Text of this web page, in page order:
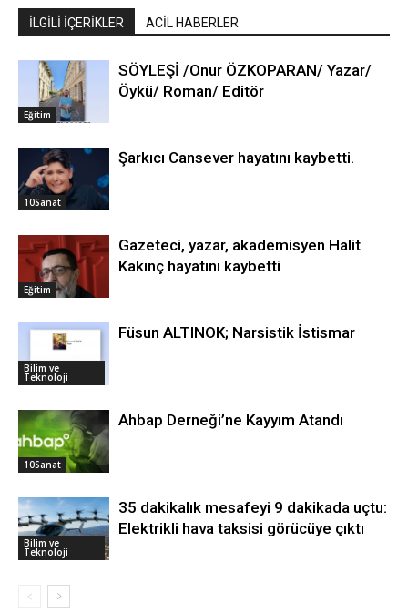
İLGİLİ İÇERİKLER ACİL HABERLER
Eğitim
SÖYLEŞİ /Onur ÖZKOPARAN/ Yazar/
Öykü/ Roman/ Editör
10Sanat
Şarkıcı Cansever hayatını kaybetti.
Eğitim
Gazeteci, yazar, akademisyen Halit
Kakınç hayatını kaybetti
Bilim ve
Teknoloji
Füsun ALTINOK; Narsistik İstismar
10Sanat
Ahbap Derneği’ne Kayyım Atandı
Bilim ve
Teknoloji
35 dakikalık mesafeyi 9 dakikada uçtu:
Elektrikli hava taksisi görücüye çıktı